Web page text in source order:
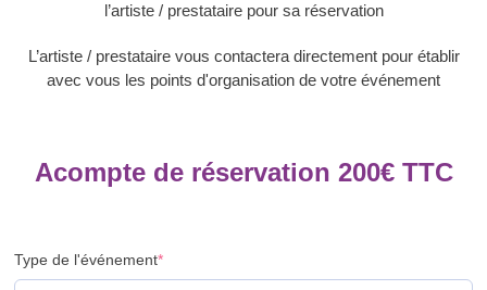
l’artiste / prestataire pour sa réservation
L’artiste / prestataire vous contactera directement pour établir
avec vous les points d'organisation de votre événement
Acompte de réservation 200€TTC
Type de l'événement*